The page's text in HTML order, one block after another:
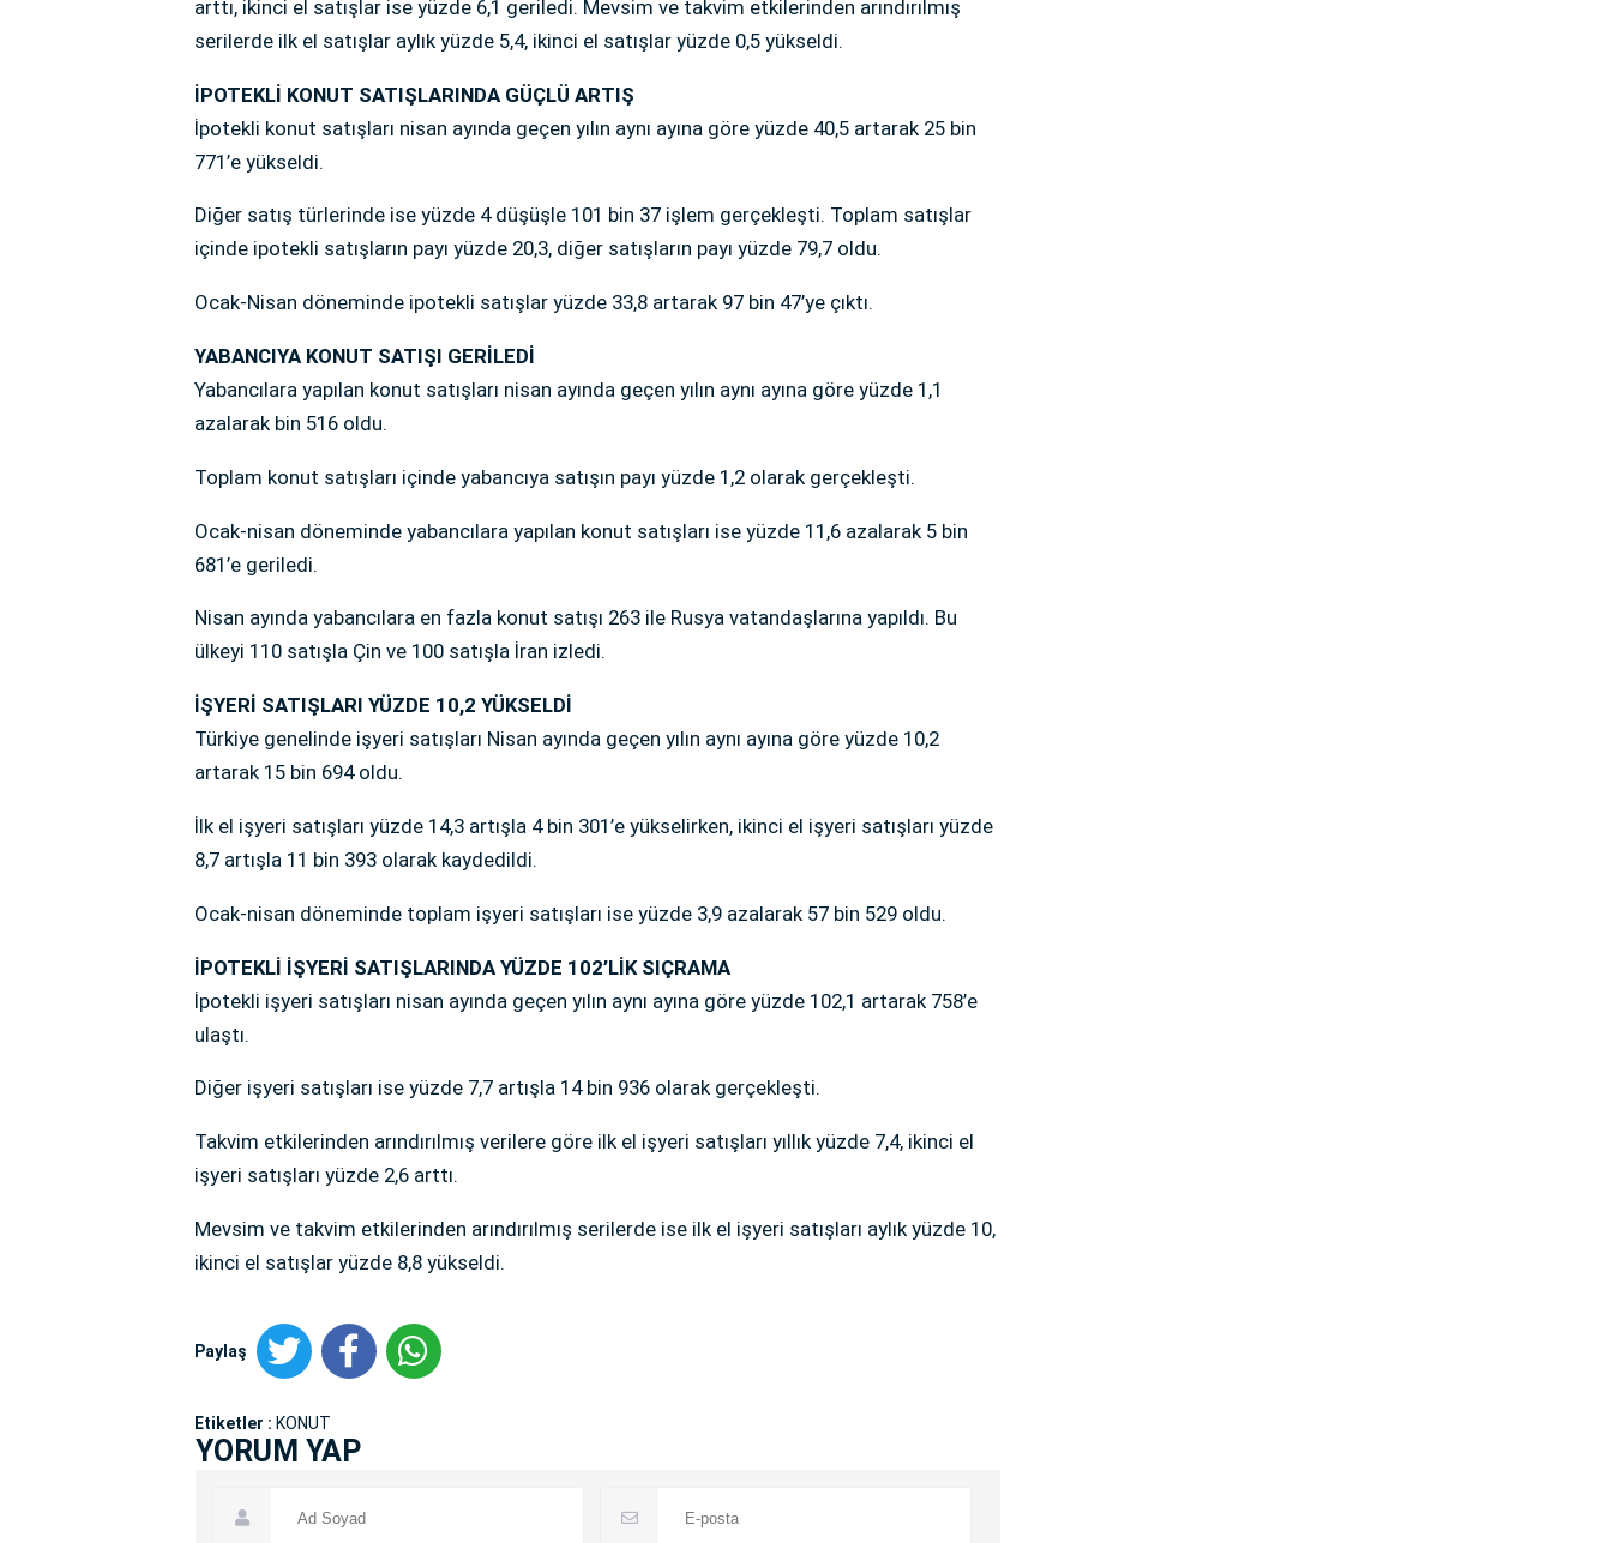
arttı, ikinci el satışlar ise yüzde 6,1 geriledi. Mevsim ve takvim etkilerinden arındırılmış
serilerde ilk el satışlar aylık yüzde 5,4, ikinci el satışlar yüzde 0,5 yükseldi.
İPOTEKLİ KONUT SATIŞLARINDA GÜÇLÜ ARTIŞ
İpotekli konut satışları nisan ayında geçen yılın aynı ayına göre yüzde 40,5 artarak 25 bin
771’e yükseldi.
Diğer satış türlerinde ise yüzde 4 düşüşle 101 bin 37 işlem gerçekleşti. Toplam satışlar
içinde ipotekli satışların payı yüzde 20,3, diğer satışların payı yüzde 79,7 oldu.
Ocak-Nisan döneminde ipotekli satışlar yüzde 33,8 artarak 97 bin 47’ye çıktı.
YABANCIYA KONUT SATIŞI GERİLEDİ
Yabancılara yapılan konut satışları nisan ayında geçen yılın aynı ayına göre yüzde 1,1
azalarak bin 516 oldu.
Toplam konut satışları içinde yabancıya satışın payı yüzde 1,2 olarak gerçekleşti.
Ocak-nisan döneminde yabancılara yapılan konut satışları ise yüzde 11,6 azalarak 5 bin
681’e geriledi.
Nisan ayında yabancılara en fazla konut satışı 263 ile Rusya vatandaşlarına yapıldı. Bu
ülkeyi 110 satışla Çin ve 100 satışla İran izledi.
İŞYERİ SATIŞLARI YÜZDE 10,2 YÜKSELDİ
Türkiye genelinde işyeri satışları Nisan ayında geçen yılın aynı ayına göre yüzde 10,2
artarak 15 bin 694 oldu.
İlk el işyeri satışları yüzde 14,3 artışla 4 bin 301’e yükselirken, ikinci el işyeri satışları yüzde
8,7 artışla 11 bin 393 olarak kaydedildi.
Ocak-nisan döneminde toplam işyeri satışları ise yüzde 3,9 azalarak 57 bin 529 oldu.
İPOTEKLİ İŞYERİ SATIŞLARINDA YÜZDE 102’LİK SIÇRAMA
İpotekli işyeri satışları nisan ayında geçen yılın aynı ayına göre yüzde 102,1 artarak 758’e
ulaştı.
Diğer işyeri satışları ise yüzde 7,7 artışla 14 bin 936 olarak gerçekleşti.
Takvim etkilerinden arındırılmış verilere göre ilk el işyeri satışları yıllık yüzde 7,4, ikinci el
işyeri satışları yüzde 2,6 arttı.
Mevsim ve takvim etkilerinden arındırılmış serilerde ise ilk el işyeri satışları aylık yüzde 10,
ikinci el satışlar yüzde 8,8 yükseldi.
Paylaş
Etiketler : KONUT
YORUM YAP